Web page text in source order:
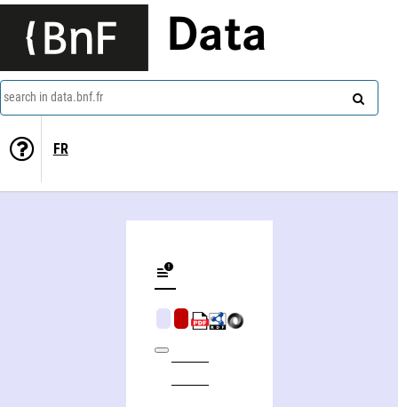
Data
search in data.bnf.fr
FR